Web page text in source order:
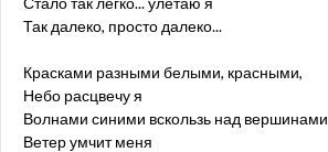
Так далеко, просто далеко...
Красками разными белыми, красными,
Небо расцвечу я
Волнами синими вскользь над вершинами
Ветер умчит меня